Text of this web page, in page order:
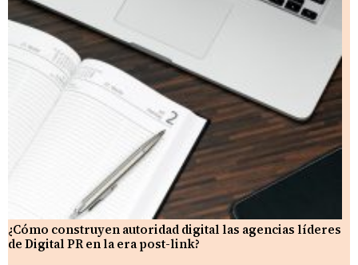
¿Cómo construyen autoridad digital las agencias líderes
de Digital PR en la era post-link?